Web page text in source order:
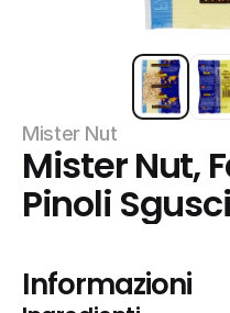
Mister Nut
Mister Nut,
Pinoli
Informazioni